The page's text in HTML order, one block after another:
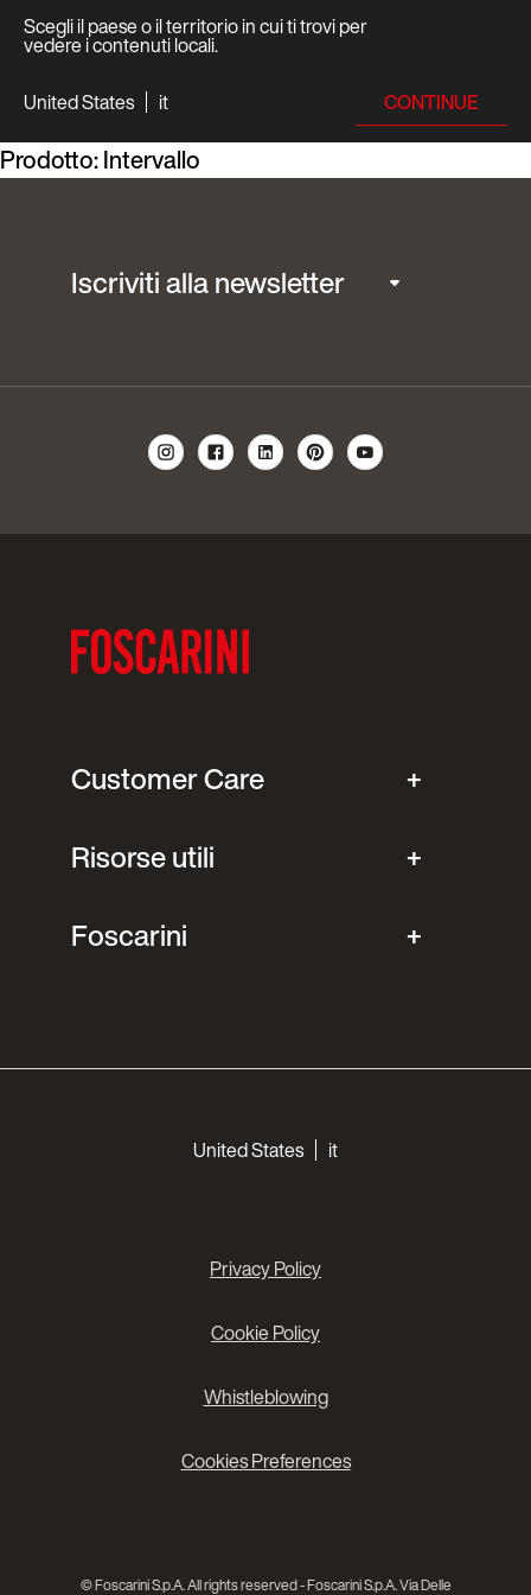
Scegli il paese o il territorio in cui ti trovi per
vedere i contenuti locali.
United States
it CONTINUE
Prodotto:Intervallo
Iscriviti alla newsletter
Customer Care
Risorse utili
Foscarini
United States it
Privacy Policy
Cookie Policy
Whistleblowing
Cookies Preferences
© Foscarini S.p.A. All rights reserved - Foscarini S.p.A. Via Delle